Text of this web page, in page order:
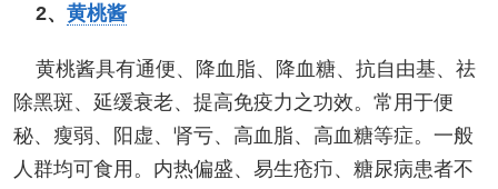
2、 黄桃酱
黄桃酱具有通便、降血脂、降血糖、抗自由基、祛
除黑斑、延缓衰老、提高免疫力之功效。常用于便
秘、瘦弱、阳虚、肾亏、高血脂、高血糖等症。一般
人群均可食用。内热偏盛、易生疮疖、糖尿病患者不